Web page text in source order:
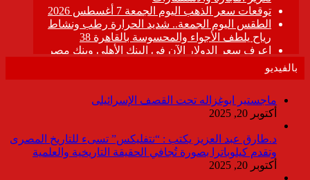
بالفيديو
ماجستير ابوغزاله تحت القصف الإسرائيلى
أكتوبر 20, 2025
د.طارق عبد العزيز يكتب : “نتفليكس” تسىء للتاريخ المصرى
وتقدم كيلوباترا بصورة تُجافي الحقيقة التاريخية والعلمية
أكتوبر 20, 2025